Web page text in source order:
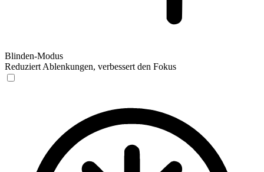
Blinden-Modus
Reduziert Ablenkungen, verbessert den Fokus